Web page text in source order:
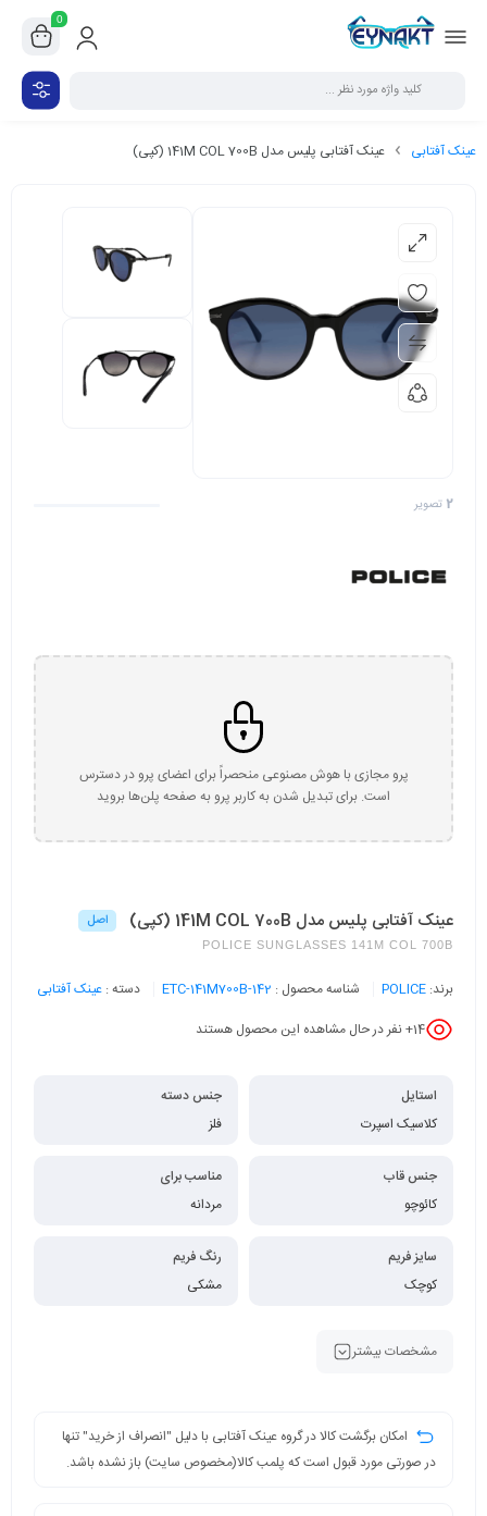
0
عینک آفتابی عینک آفتابی پلیس مدل 141M COL 700B (کپی)
2 تصویر
پرو مجازی با هوش مصنوعی منحصراً برای اعضای پرو در دسترس
است. برای تبدیل شدن به کاربر پرو به صفحه پلن‌ها بروید
عینک آفتابی پلیس مدل 141M COL 700B (کپی) اصل
POLICE SUNGLASSES 141M COL 700B
برند: POLICE شناسه محصول : ETC-141M700B-142 دسته : عینک آفتابی
14+ نفر در حال مشاهده این محصول هستند
استایل
کلاسیک اسپرت
جنس دسته
فلز
جنس قاب
کائوچو
مناسب برای
مردانه
سایز فریم
کوچک
رنگ فریم
مشکی
مشخصات بیشتر
امکان برگشت کالا در گروه عینک آفتابی با دلیل "انصراف از خرید" تنها
در صورتی مورد قبول است که پلمب کالا(مخصوص سایت) باز نشده باشد.